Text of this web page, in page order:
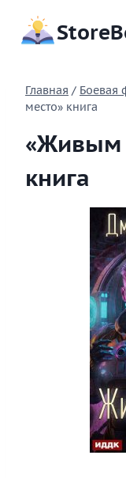
содержимому
Главная / Боевая
место» книга
«Живым
книга